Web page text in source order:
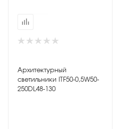
Архитектурный
светильники ITF50-0,5W50-
250DL48-130